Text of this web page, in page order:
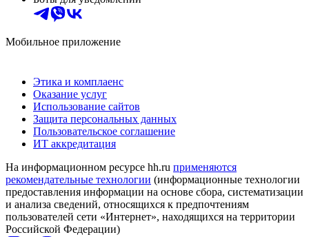
Мобильное приложение
Этика и комплаенс
Оказание услуг
Использование сайтов
Защита персональных данных
Пользовательское соглашение
ИТ аккредитация
На информационном ресурсе hh.ru применяются
рекомендательные технологии (информационные технологии
предоставления информации на основе сбора, систематизации
и анализа сведений, относящихся к предпочтениям
пользователей сети «Интернет», находящихся на территории
Российской Федерации)